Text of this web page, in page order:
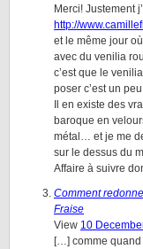
Merci! Justement
http://
et le même jour
avec du venilia
c’est que le
poser c’est un
Il en existe des
baroque en
métal… et je me
sur le dessus du
Affaire à suivre
Comment
Fraise
View 10
[…] comme quand